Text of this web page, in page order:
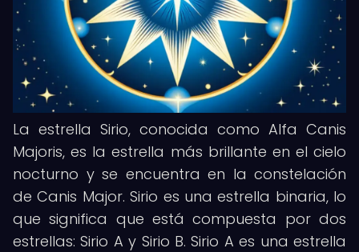
La estrella Sirio, conocida como Alfa Canis
Majoris, es la estrella más brillante en el cielo
nocturno y se encuentra en la constelación
de Canis Major. Sirio es una estrella binaria, lo
que significa que está compuesta por dos
estrellas: Sirio A y Sirio B. Sirio A es una estrella